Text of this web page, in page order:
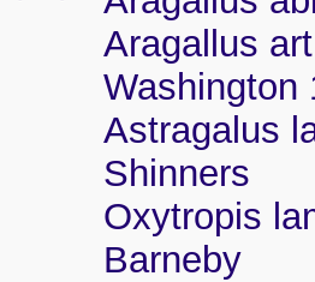
Aragallus
Washington
Astragalus
Shinners
Oxytropis
Barneby